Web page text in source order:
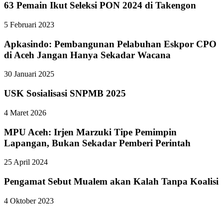
63 Pemain Ikut Seleksi PON 2024 di Takengon
5 Februari 2023
Apkasindo: Pembangunan Pelabuhan Eskpor CPO
di Aceh Jangan Hanya Sekadar Wacana
30 Januari 2025
USK Sosialisasi SNPMB 2025
4 Maret 2026
MPU Aceh: Irjen Marzuki Tipe Pemimpin
Lapangan, Bukan Sekadar Pemberi Perintah
25 April 2024
Pengamat Sebut Mualem akan Kalah Tanpa Koalisi
4 Oktober 2023